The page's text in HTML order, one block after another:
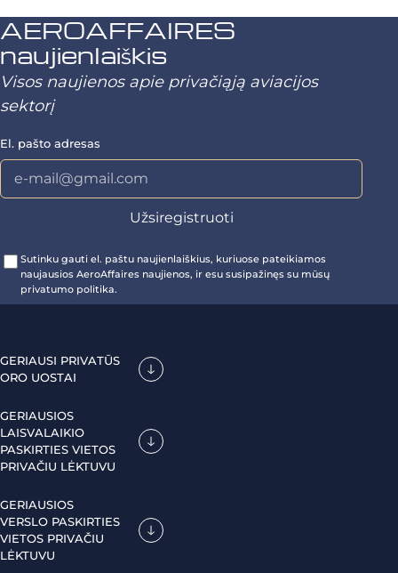
AEROAFFAIRES
naujienlaiškis
Visos naujienos apie privačiąją aviacijos
sektorį
El. pašto adresas
Sutinku gauti el. paštu naujienlaiškius, kuriuose pateikiamos
naujausios AeroAffaires naujienos, ir esu susipažinęs su mūsų
privatumo politika.
GERIAUSI PRIVATŪS
ORO UOSTAI
GERIAUSIOS
LAISVALAIKIO
PASKIRTIES VIETOS
PRIVAČIU LĖKTUVU
GERIAUSIOS
VERSLO PASKIRTIES
VIETOS PRIVAČIU
LĖKTUVU